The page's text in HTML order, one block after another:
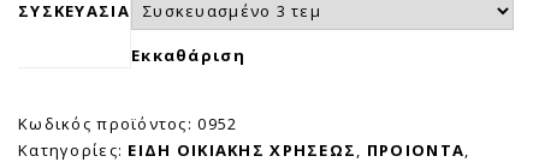
ΣΥΣΚΕΥΑΣΙΑ
Εκκαθάριση
Κωδικός προϊόντος:0952
Κατηγορίες: ΕΙΔΗ ΟΙΚΙΑΚΗΣ ΧΡΗΣΕΩΣ, ΠΡΟΙΟΝΤΑ,